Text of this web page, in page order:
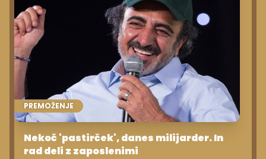
PREMOŽENJE
Nekoč 'pastirček', danes milijarder. In
rad deli z zaposlenimi